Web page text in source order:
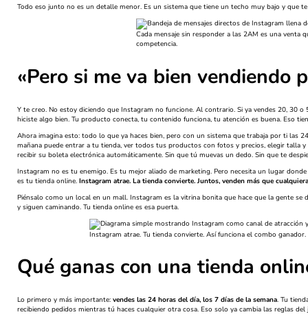
Todo eso junto no es un detalle menor. Es un sistema que tiene un techo muy bajo y que
Cada mensaje sin responder a las 2AM es una venta
competencia.
«Pero si me va bien vendiendo
Y te creo. No estoy diciendo que Instagram no funcione. Al contrario. Si ya vendes 20, 30
hiciste algo bien. Tu producto conecta, tu contenido funciona, tu atención es buena. Eso
Ahora imagina esto: todo lo que ya haces bien, pero con un sistema que trabaja por ti las
mañana puede entrar a tu tienda, ver todos tus productos con fotos y precios, elegir talla
recibir su boleta electrónica automáticamente. Sin que tú muevas un dedo. Sin que te
Instagram no es tu enemigo. Es tu mejor aliado de marketing. Pero necesita un lugar
es tu tienda online. Instagram atrae. La tienda convierte. Juntos, venden más que
Piénsalo como un local en un mall. Instagram es la vitrina bonita que hace que la gente
y siguen caminando. Tu tienda online es esa puerta.
Instagram atrae. Tu tienda convierte. Así funciona el combo ganador.
Qué ganas con una tienda
Lo primero y más importante: vendes las 24 horas del día, los 7 días de la semana. Tu
recibiendo pedidos mientras tú haces cualquier otra cosa. Eso solo ya cambia las reglas del